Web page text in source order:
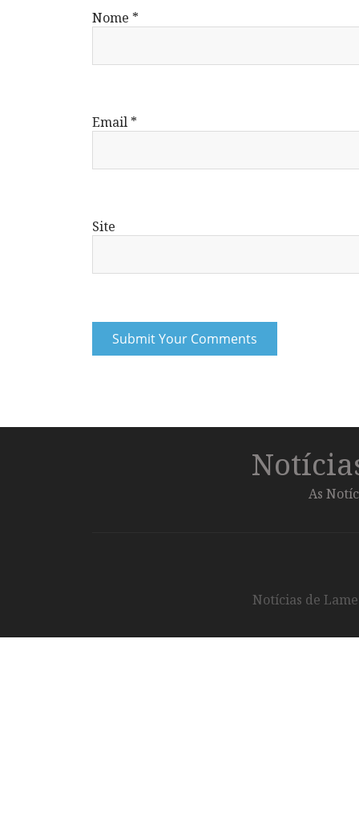
Nome *
Email *
Site
As
Notícias de